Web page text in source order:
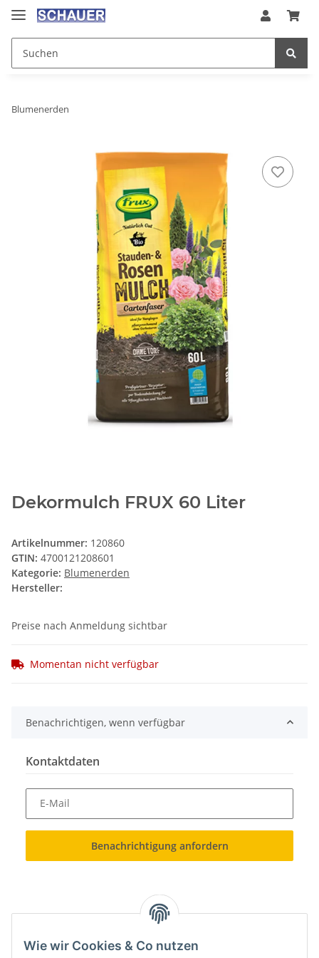
Blumenerden
Dekormulch FRUX 60 Liter
Artikelnummer: 120860
GTIN: 4700121208601
Kategorie: Blumenerden
Hersteller:
Preise nach Anmeldung sichtbar
Momentan nicht verfügbar
Benachrichtigen, wenn verfügbar
Kontaktdaten
E-Mail
Benachrichtigung anfordern
Wie wir Cookies & Co nutzen